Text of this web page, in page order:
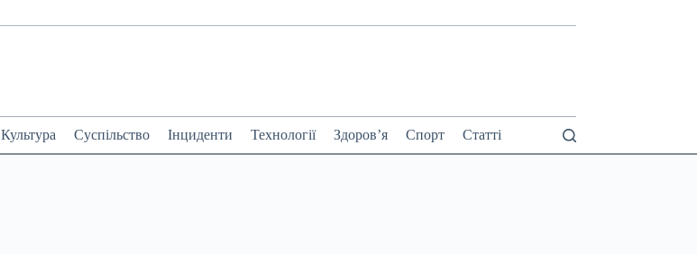
Культура Суспільство Інциденти Технології Здоров’я Спорт Статті